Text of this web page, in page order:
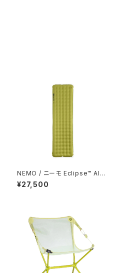
NEMO / ニーモ Eclipse™ All-
Season regular wide
¥27,500